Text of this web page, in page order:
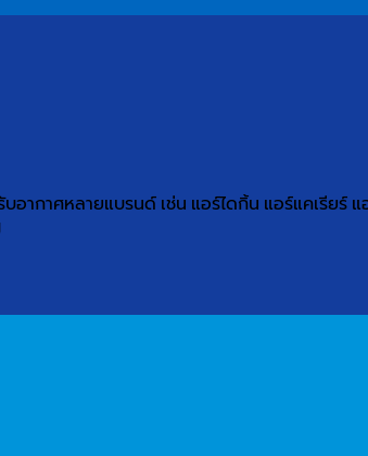
ากาศหลายแบรนด์ เช่น แอร์ไดกิ้น แอร์แคเรียร์